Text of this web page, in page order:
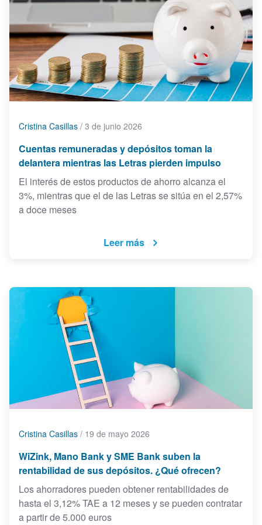
Cristina Casillas / 3 de junio 2026
Cuentas remuneradas y depósitos toman la
delantera mientras las Letras pierden impulso
El interés de estos productos de ahorro alcanza el
3%, mientras que el de las Letras se sitúa en el 2,57%
a doce meses
Leer más
Cristina Casillas / 19 de mayo 2026
WiZink, Mano Bank y SME Bank suben la
rentabilidad de sus depósitos. ¿Qué ofrecen?
Los ahorradores pueden obtener rentabilidades de
hasta el 3,12% TAE a 12 meses y se pueden contratar
a partir de 5.000 euros